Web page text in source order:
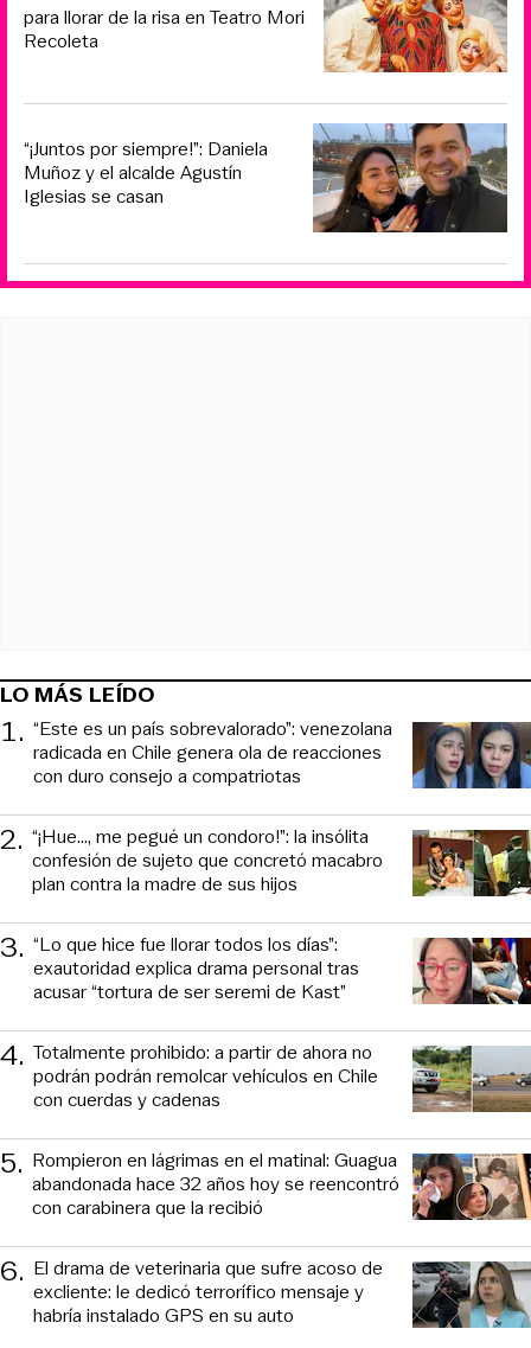
para llorar de la risa en Teatro Mori
Recoleta
“¡Juntos por siempre!”: Daniela
Muñoz y el alcalde Agustín
Iglesias se casan
LO MÁS LEÍDO
1. “Este es un país sobrevalorado”: venezolana
radicada en Chile genera ola de reacciones
con duro consejo a compatriotas
2. “¡Hue..., me pegué un condoro!”: la insólita
confesión de sujeto que concretó macabro
plan contra la madre de sus hijos
3. “Lo que hice fue llorar todos los días”:
exautoridad explica drama personal tras
acusar “tortura de ser seremi de Kast”
4. Totalmente prohibido: a partir de ahora no
podrán podrán remolcar vehículos en Chile
con cuerdas y cadenas
5. Rompieron en lágrimas en el matinal: Guagua
abandonada hace 32 años hoy se reencontró
con carabinera que la recibió
6. El drama de veterinaria que sufre acoso de
excliente: le dedicó terrorífico mensaje y
habría instalado GPS en su auto